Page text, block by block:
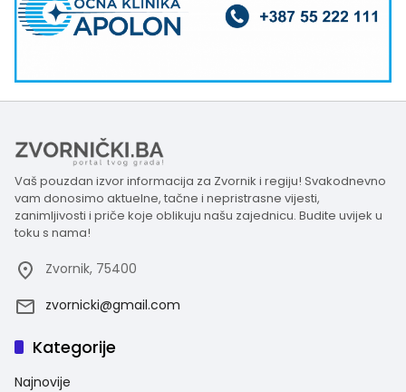
Vaš pouzdan izvor informacija za Zvornik i regiju! Svakodnevno
vam donosimo aktuelne, tačne i nepristrasne vijesti,
zanimljivosti i priče koje oblikuju našu zajednicu. Budite uvijek u
toku s nama!
Zvornik, 75400
zvornicki@gmail.com
Kategorije
Najnovije